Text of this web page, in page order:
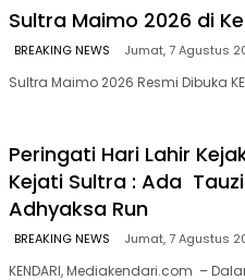
Sultra Maimo 2026 di
BREAKING NEWS Jumat, 7 Agustus
Sultra Maimo 2026 Resmi Dibuka
Peringati Hari Lahir
Kejati Sultra : Ada
Adhyaksa Run
BREAKING NEWS Jumat, 7 Agustus
KENDARI, Mediakendari.com –